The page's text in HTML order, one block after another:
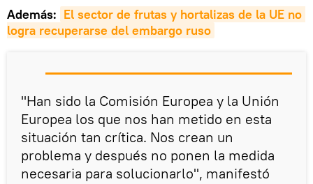
Además: El sector de frutas y hortalizas de la UE no
logra recuperarse del embargo ruso
"Han sido la Comisión Europea y la Unión
Europea los que nos han metido en esta
situación tan crítica. Nos crean un
problema y después no ponen la medida
necesaria para solucionarlo", manifestó